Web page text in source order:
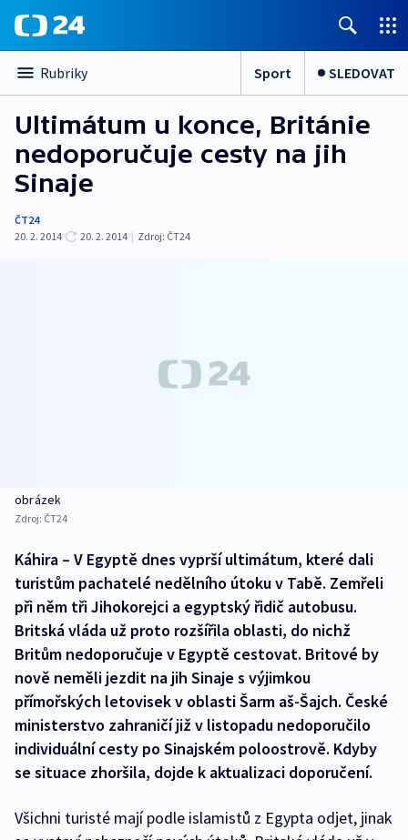
Rubriky Sport SLEDOVAT
Ultimátum u konce, Británie
nedoporučuje cesty na jih
Sinaje
ČT24
20. 2. 2014
20. 2. 2014 | Zdroj: ČT24
obrázek
Zdroj: ČT24
Káhira – V Egyptě dnes vyprší ultimátum, které dali
turistům pachatelé nedělního útoku v Tabě. Zemřeli
při něm tři Jihokorejci a egyptský řidič autobusu.
Britská vláda už proto rozšířila oblasti, do nichž
Britům nedoporučuje v Egyptě cestovat. Britové by
nově neměli jezdit na jih Sinaje s výjimkou
přímořských letovisek v oblasti Šarm aš-Šajch. České
ministerstvo zahraničí již v listopadu nedoporučilo
individuální cesty po Sinajském poloostrově. Kdyby
se situace zhoršila, dojde k aktualizaci doporučení.
Všichni turisté mají podle islamistů z Egypta odjet, jinak